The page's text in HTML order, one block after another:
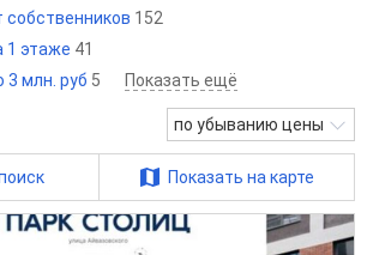
собственников 152
1 этаже 41
3 млн. руб 5 Показать ещё
по убыванию цены
Показать на карте